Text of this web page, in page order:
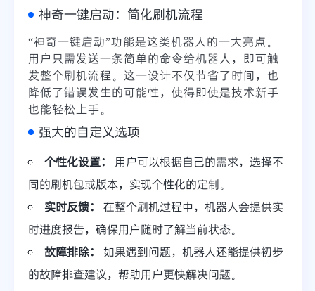
神奇一键启动：简化刷机流程
“神奇一键启动”功能是这类机器人的一大亮点。
用户只需发送一条简单的命令给机器人，即可触
发整个刷机流程。这一设计不仅节省了时间，也
降低了错误发生的可能性，使得即使是技术新手
也能轻松上手。
强大的自定义选项
个性化设置：
用户可以根据自己的需求，选择不
同的刷机包或版本，实现个性化的定制。
实时反馈：
在整个刷机过程中，机器人会提供实
时进度报告，确保用户随时了解当前状态。
故障排除：
如果遇到问题，机器人还能提供初步
的故障排查建议，帮助用户更快解决问题。